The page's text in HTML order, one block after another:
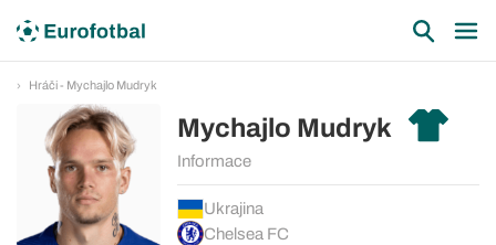
Hráči - Mychajlo Mudryk
Mychajlo Mudryk
Informace
Ukrajina
Chelsea FC